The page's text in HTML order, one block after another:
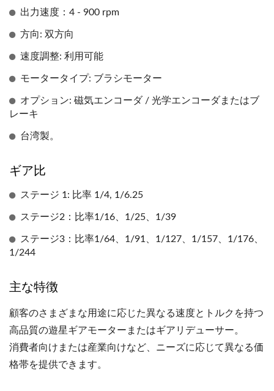
出力速度：4 - 900 rpm
方向: 双方向
速度調整: 利用可能
モータータイプ: ブラシモーター
オプション: 磁気エンコーダ / 光学エンコーダまたはブ
レーキ
台湾製。
ギア比
ステージ 1: 比率 1/4, 1/6.25
ステージ2：比率1/16、1/25、1/39
ステージ3：比率1/64、1/91、1/127、1/157、1/176、
1/244
主な特徴
顧客のさまざまな用途に応じた異なる速度とトルクを持つ
高品質の遊星ギアモーターまたはギアリデューサー。
消費者向けまたは産業向けなど、ニーズに応じて異なる価
格帯を提供できます。